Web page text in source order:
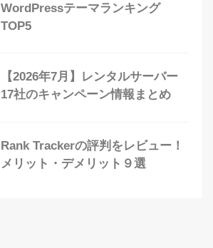
WordPressテーマランキング
TOP5
【2026年7月】レンタルサーバー
17社のキャンペーン情報まとめ
Rank Trackerの評判をレビュー！
メリット・デメリット９選